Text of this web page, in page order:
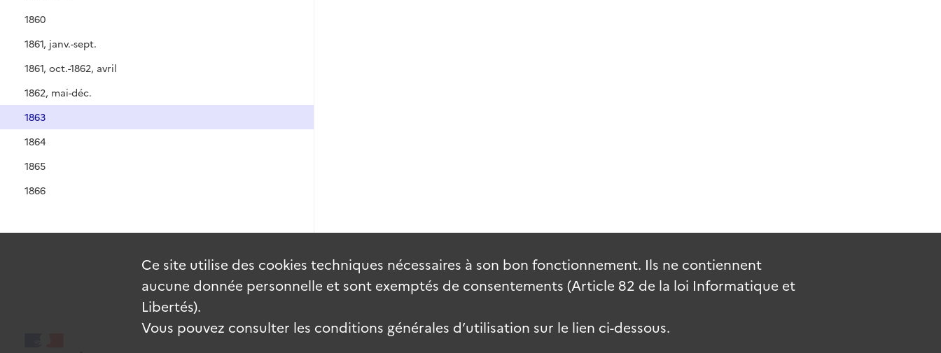
1860
1861, janv.-sept.
1861, oct.-1862, avril
1862, mai-déc.
1863
1864
1865
1866
Ce site utilise des cookies techniques nécessaires à son bon fonctionnement. Ils ne contiennent
aucune donnée personnelle et sont exemptés de consentements (Article 82 de la loi Informatique et
Libertés).
Vous pouvez consulter les conditions générales d’utilisation sur le lien ci-dessous.